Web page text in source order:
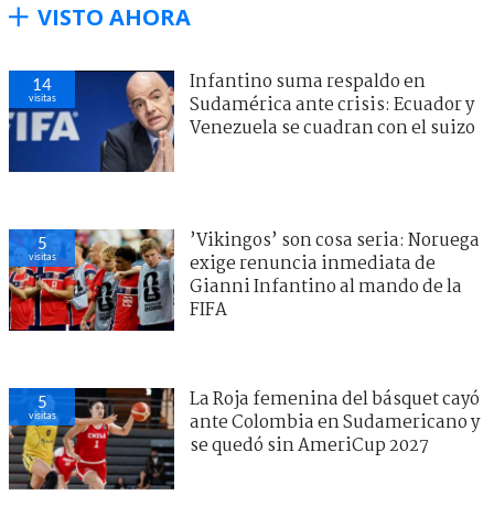
VISTO AHORA
14
visitas
Infantino suma respaldo en
Sudamérica ante crisis: Ecuador y
Venezuela se cuadran con el suizo
5
visitas
’Vikingos’ son cosa seria: Noruega
exige renuncia inmediata de
Gianni Infantino al mando de la
FIFA
5
visitas
La Roja femenina del básquet cayó
ante Colombia en Sudamericano y
se quedó sin AmeriCup 2027